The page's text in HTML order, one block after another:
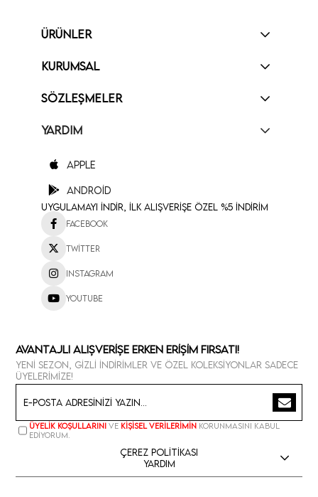
ÜRÜNLER
KURUMSAL
SÖZLEŞMELER
YARDIM
Apple
Android
Uygulamayı İndir, İlk Alışverişe Özel %5 İndirim
Facebook
Twitter
Instagram
Youtube
Avantajlı Alışverişe Erken Erişim Fırsatı!
Yeni sezon, gizli indirimler ve özel koleksiyonlar sadece
üyelerimize!
Üyelik koşullarını ve kişisel verilerimin korunmasını kabul
ediyorum.
Çerez Politikası
Yardım